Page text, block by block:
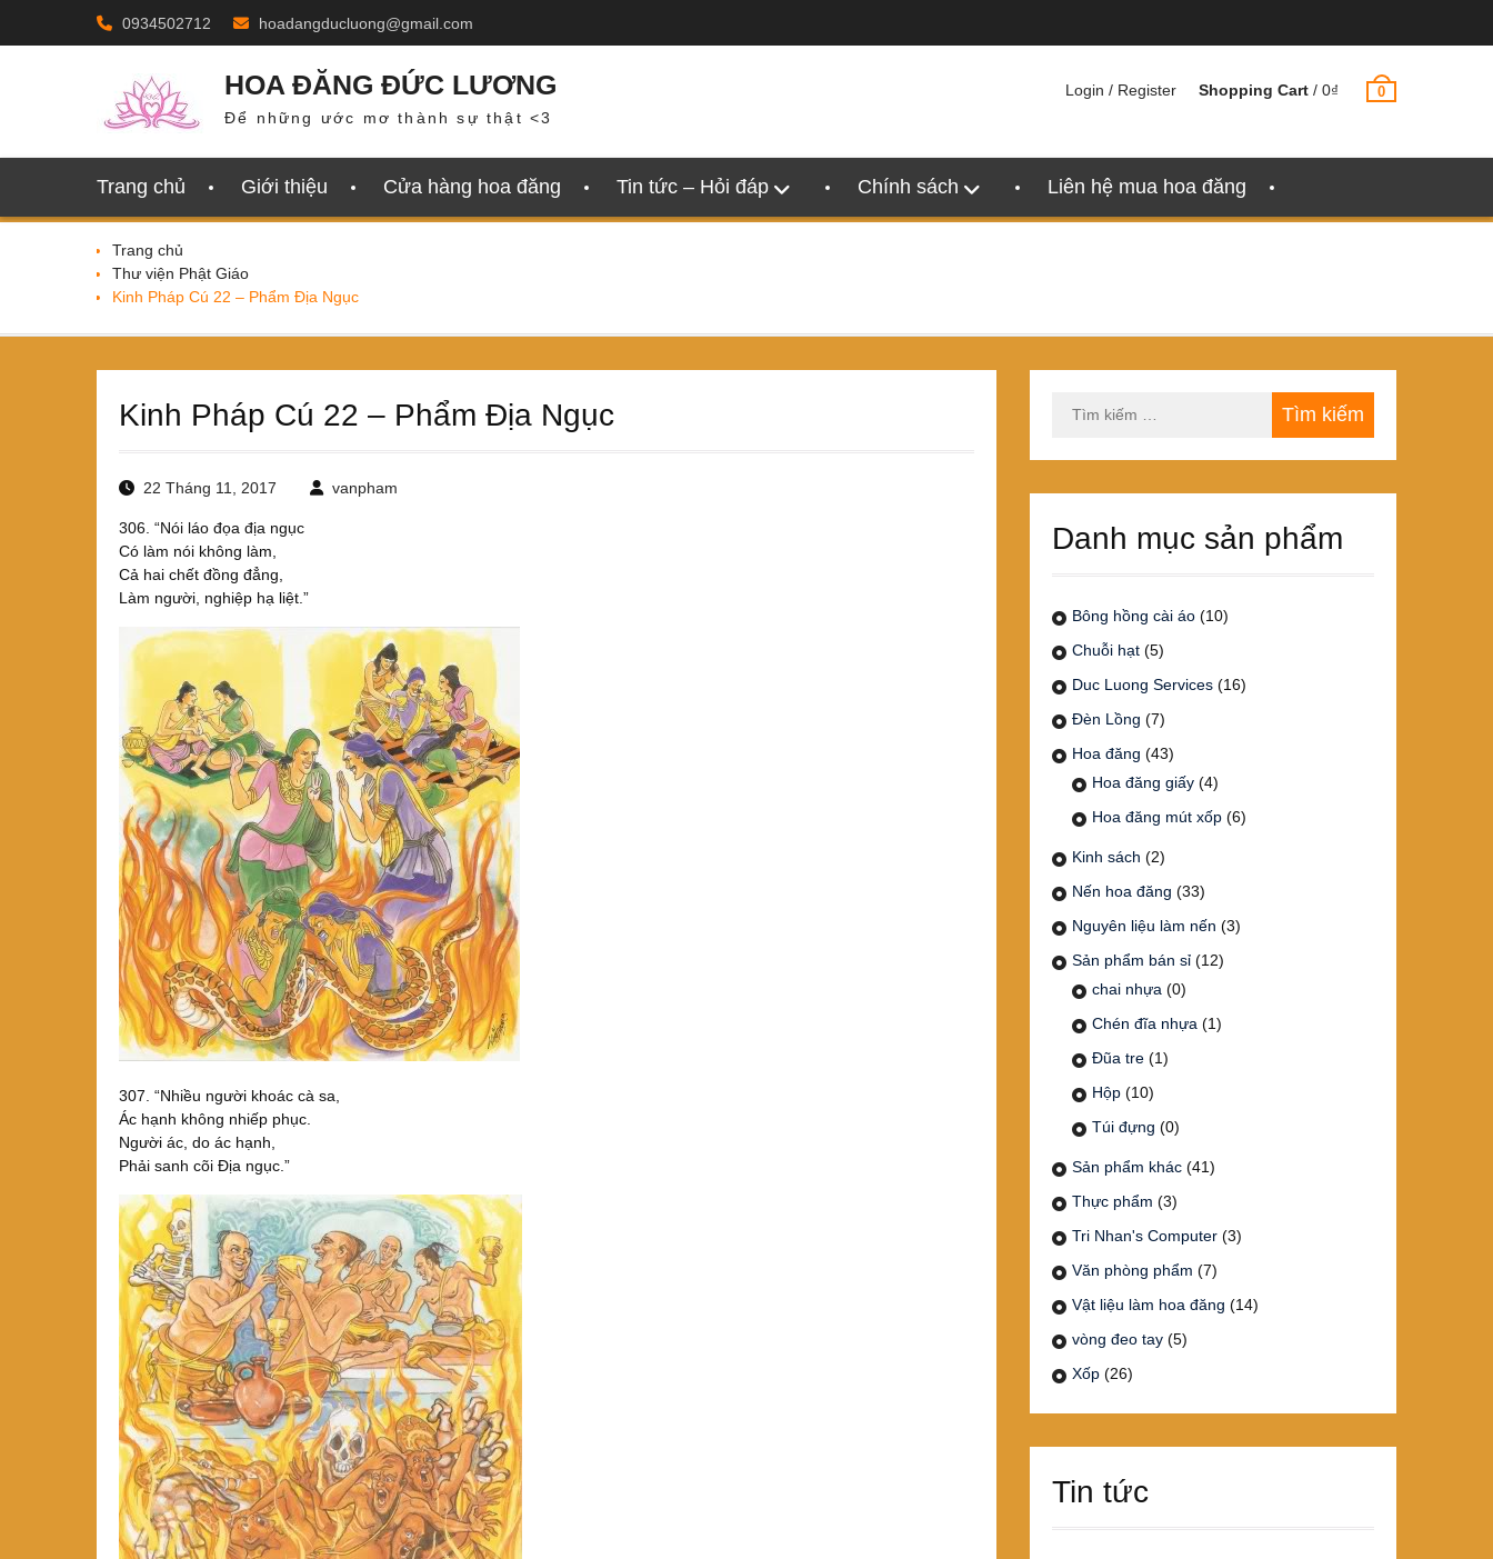
0934502712 hoadangducluong@gmail.com
HOA ĐĂNG ĐỨC LƯƠNG
Để những ước mơ thành sự thật <3
Login / Register Shopping Cart / 0₫ 0
Trang chủ Giới thiệu Cửa hàng hoa đăng Tin tức – Hỏi đáp Chính sách Liên hệ mua hoa đăng
Trang chủ
Thư viện Phật Giáo
Kinh Pháp Cú 22 – Phẩm Địa Ngục
Kinh Pháp Cú 22 – Phẩm Địa Ngục
22 Tháng 11, 2017 vanpham
306. “Nói láo đọa địa ngục
Có làm nói không làm,
Cả hai chết đồng đẳng,
Làm người, nghiệp hạ liệt.”
307. “Nhiều người khoác cà sa,
Ác hạnh không nhiếp phục.
Người ác, do ác hạnh,
Phải sanh cõi Ðịa ngục.”
kiếm
Danh mục sản phẩm
Bông hồng cài áo (10)
Chuỗi hạt (5)
Duc Luong Services (16)
Đèn Lồng (7)
Hoa đăng (43)
Hoa đăng giấy (4)
Hoa đăng mút xốp (6)
Kinh sách (2)
Nến hoa đăng (33)
Nguyên liệu làm nến (3)
Sản phẩm bán sỉ (12)
chai nhựa (0)
Chén đĩa nhựa (1)
Đũa tre (1)
Hộp (10)
Túi đựng (0)
Sản phẩm khác (41)
Thực phẩm (3)
Tri Nhan's Computer (3)
Văn phòng phẩm (7)
Vật liệu làm hoa đăng (14)
vòng đeo tay (5)
Xốp (26)
Tin tức